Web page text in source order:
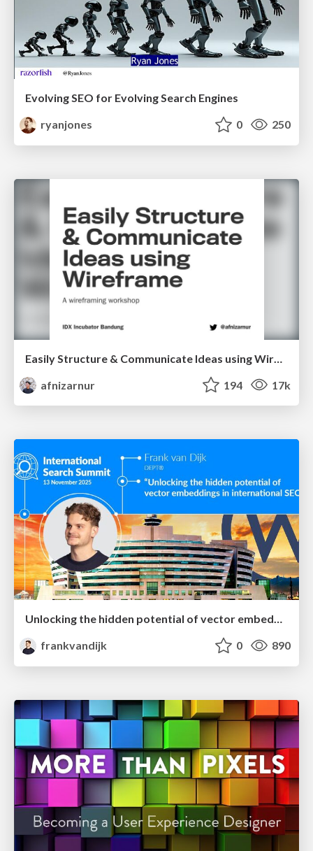
Evolving SEO for Evolving Search Engines
ryanjones
0 250
afnizarnur
194 17k
Unlocking the hidden potential of vector embeddings in international SEO
frankvandijk
0 890